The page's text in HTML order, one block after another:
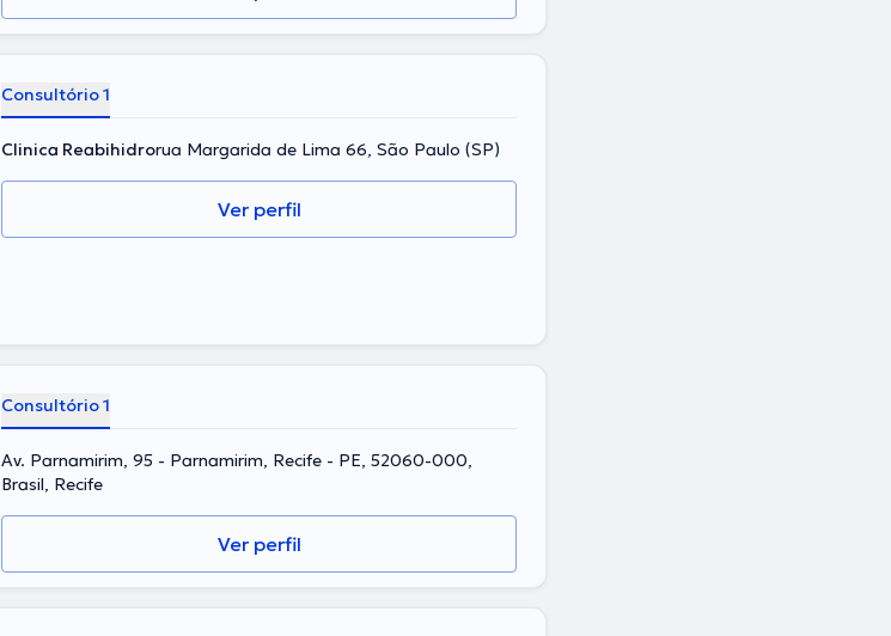
Consultório 1
Clinica Reabihidrorua Margarida de Lima 66, São Paulo (SP)
Ver perfil
Consultório 1
Av. Parnamirim, 95 - Parnamirim, Recife - PE, 52060-000,
Brasil, Recife
Ver perfil